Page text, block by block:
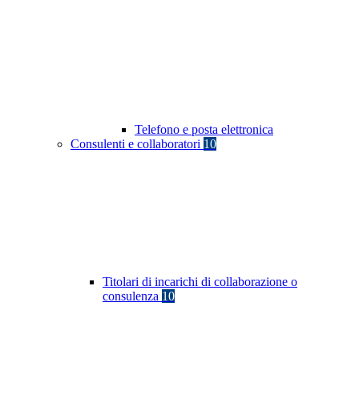
Telefono e posta elettronica
Consulenti e collaboratori 10
Titolari di incarichi di collaborazione o
consulenza 10